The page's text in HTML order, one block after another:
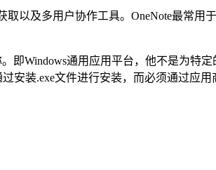
取以及多用户协作工具。OneNote最常
。即Windows通用应用平台，他不是为
安装.exe文件进行安装，而必须通过应用